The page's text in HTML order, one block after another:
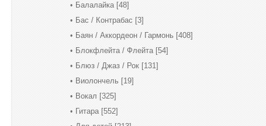
Балалайка [48]
Бас / Контрабас [3]
Баян / Аккордеон / Гармонь [408]
Блокфлейта / Флейта [54]
Блюз / Джаз / Рок [131]
Виолончель [19]
Вокал [325]
Гитара [552]